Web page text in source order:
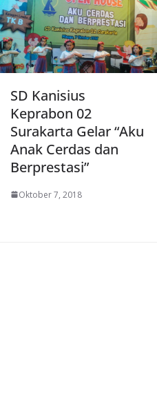
SD Kanisius
Keprabon 02
Surakarta Gelar “Aku
Anak Cerdas dan
Berprestasi”
Oktober 7, 2018